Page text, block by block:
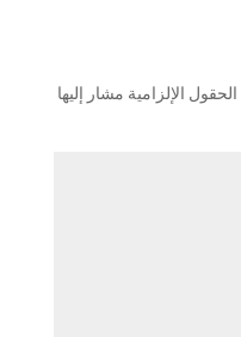
الحقول الإلزامية مشار إليها